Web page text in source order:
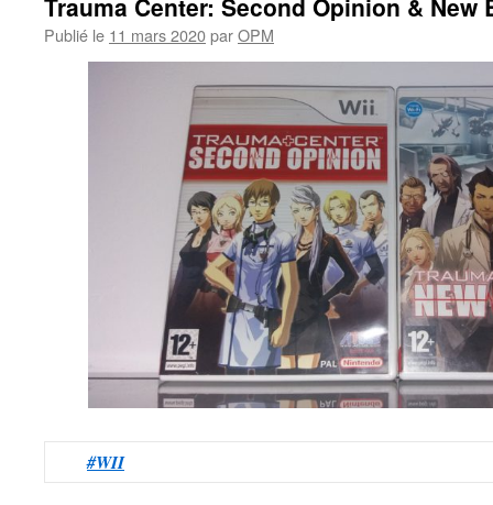
Trauma Center: Second Opinion & New
Publié le 11 mars 2020parOPM
#WII